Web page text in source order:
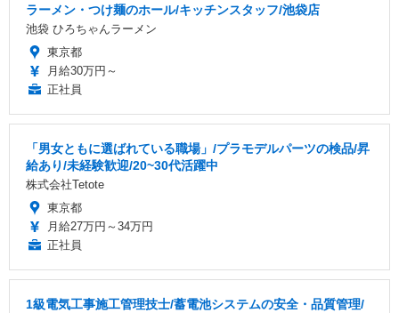
ラーメン・つけ麺のホール/キッチンスタッフ/池袋店
池袋 ひろちゃんラーメン
東京都
月給30万円～
正社員
「男女ともに選ばれている職場」/プラモデルパーツの検品/昇
給あり/未経験歓迎/20~30代活躍中
株式会社Tetote
東京都
月給27万円～34万円
正社員
1級電気工事施工管理技士/蓄電池システムの安全・品質管理/